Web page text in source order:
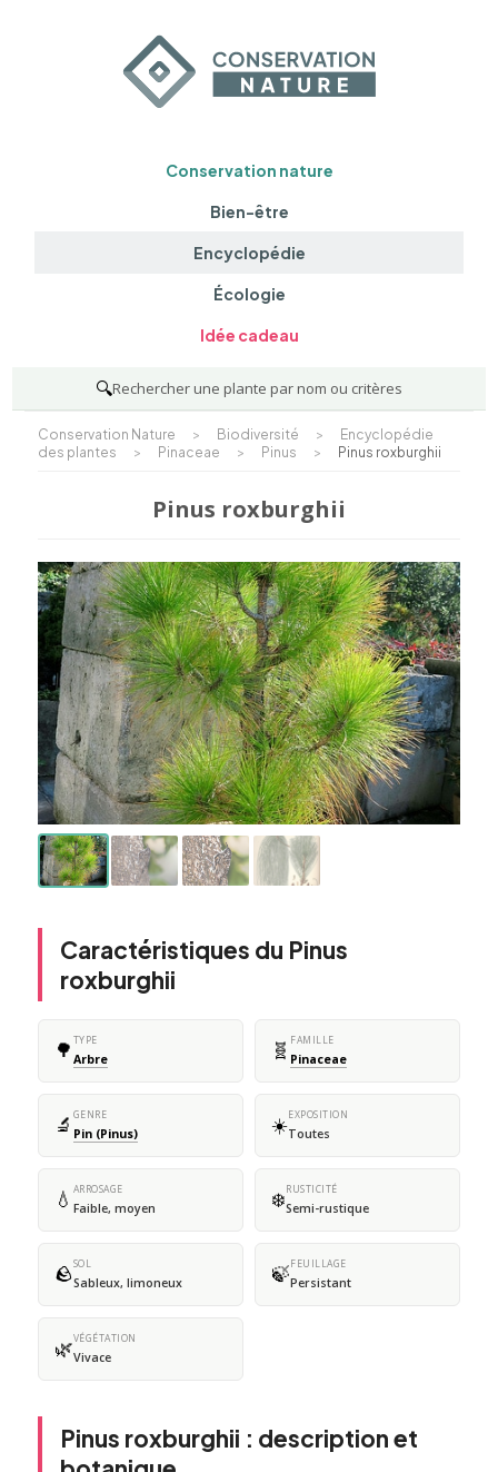
Conservation nature
Bien-être
Encyclopédie
Écologie
Idée cadeau
🔍Rechercher une plante par nom ou critères
Conservation Nature > Biodiversité >
Encyclopédie
des plantes
> Pinaceae > Pinus > Pinus roxburghii
Pinus roxburghii
Caractéristiques du Pinus
roxburghii
🌳 TYPE
Arbre 🧬 FAMILLE
Pinaceae
🔬 GENRE
Pin (Pinus) ☀️EXPOSITION
Toutes
💧 ARROSAGE
Faible, moyen ❄️RUSTICITÉ
Semi-rustique
🪨SOL
Sableux, limoneux 🍃FEUILLAGE
Persistant
🌿VÉGÉTATION
Vivace
Pinus roxburghii : description et